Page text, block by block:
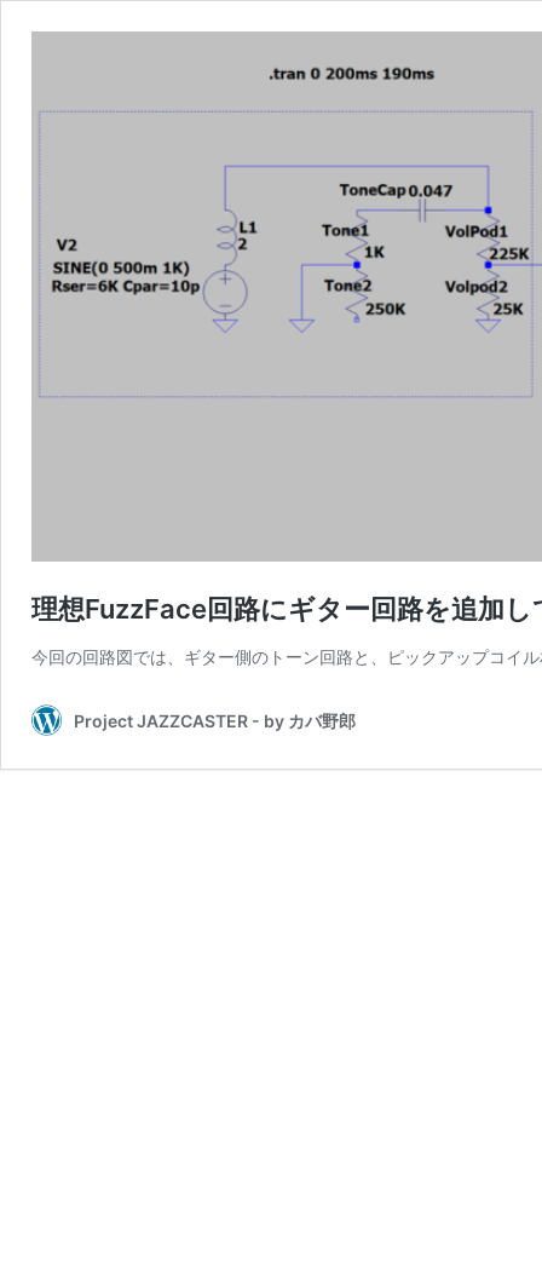
理想FuzzFace回路にギター回路を追加
今回の回路図では、ギター側のトーン回路と、ピックアップコイ
Project JAZZCASTER - by カバ野郎